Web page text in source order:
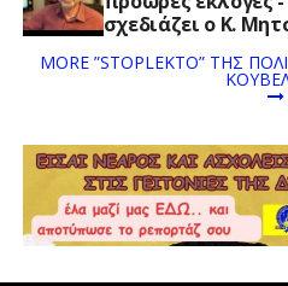
σχεδιάζει ο Κ.
MORE ”STOPLEKTO” ΤΗΣ